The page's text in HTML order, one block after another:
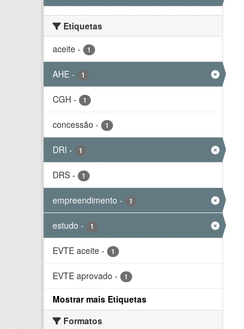
Etiquetas
aceite - 1
AHE - 1
CGH - 1
concessão - 1
DRI - 1
DRS - 1
empreendimento - 1
estudo - 1
EVTE aceite - 1
EVTE aprovado - 1
Mostrar mais Etiquetas
Formatos